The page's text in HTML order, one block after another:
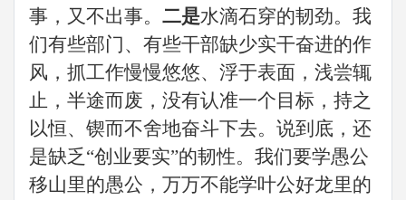
事，又不出事。 二是水滴石穿的韧劲。我
们有些部门、有些干部缺少实干奋进的作
风，抓工作慢慢悠悠、浮于表面，浅尝辄
止，半途而废，没有认准一个目标，持之
以恒、锲而不舍地奋斗下去。说到底，还
是缺乏 “创业要实”的韧性。我们要学愚公
移山里的愚公，万万不能学叶公好龙里的